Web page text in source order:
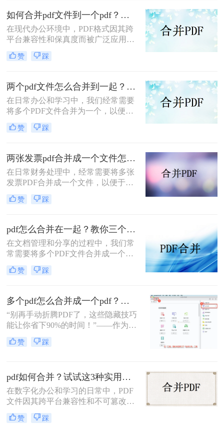
如何合并pdf文件到一个pdf？分享三种不同的方法来帮助您轻松合并！
在现代办公环境中，PDF格式因其跨
平台兼容性和保真度而被广泛应用于
文档管理和分享。然而，当需要整合
多个PDF文件时，找到一种简单且有
何合并pdf文件到一个pdf呢？本文将
介绍三种不同的方法来帮助您轻松地
将多个PDF文件合并成一个PDF文
件。
赞 踩
两个pdf文件怎么合并到一起？这三种合并方法超实用！
在日常办公和学习中，我们经常需要
将多个PDF文件合并为一个，以便于
阅读、分享或存档。那么两个pdf文件
怎么合并到一起呢？本文将介绍三种
赞 踩
两张发票pdf合并成一个文件怎么弄？掌握这3种方法轻松合并！
在日常财务处理中，经常需要将多张
发票PDF合并成一个文件，以便于归
档、分享或打印。那么两张发票pdf合
并成一个文件怎么弄呢？本文将介绍
的方法。
赞 踩
pdf怎么合并在一起？教你三个好用办法！
在文档管理和分享的过程中，我们常
常需要将多个PDF文件合并成一个单
一的文件，以简化发送、存储或打印
的过程。无论是为了创建综合报告、
握pdf怎么合并在一起是一项非常实用
的技能。本文将介绍三种不同的PDF
合并方法。
赞 踩
多个pdf怎么合并成一个pdf？小编亲测高效方法大公开！
“别再手动折腾PDF了，这些隐藏技巧
能让你省下90%的时间！”——作为从
事电脑办公软件测评多年的博主，小
编经常收到读者关于PDF合并的求
方法，帮你解决操作繁琐、安全隐忧
等核心困扰。那么多个pdf怎么合并成
一个pdf呢？本文基于真实测试和数
用技能。
赞 踩
pdf如何合并？试试这3种实用合并方法！
在数字化办公和学习的日常中，PDF
文件因其跨平台兼容性和不可篡改性
而广受欢迎。然而，当需要处理多个
PDF文件时，将它们合并成一个文件
赞 踩